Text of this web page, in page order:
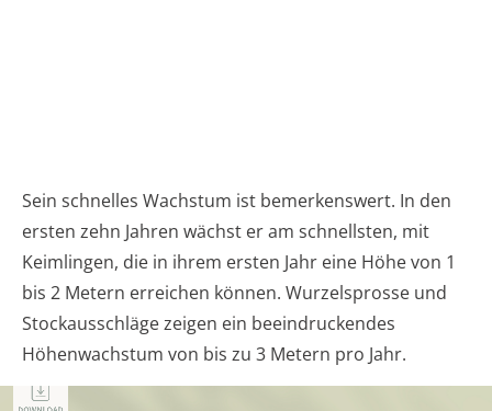
Sein schnelles Wachstum ist bemerkenswert. In den
ersten zehn Jahren wächst er am schnellsten, mit
Keimlingen, die in ihrem ersten Jahr eine Höhe von 1
bis 2 Metern erreichen können. Wurzelsprosse und
Stockausschläge zeigen ein beeindruckendes
Höhenwachstum von bis zu 3 Metern pro Jahr.